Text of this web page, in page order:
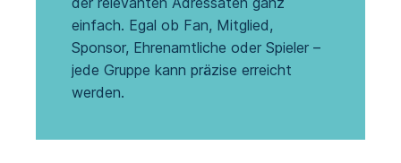
einfach. Egal ob Fan, Mitglied,
Sponsor, Ehrenamtliche oder Spieler –
jede Gruppe kann präzise erreicht
werden.